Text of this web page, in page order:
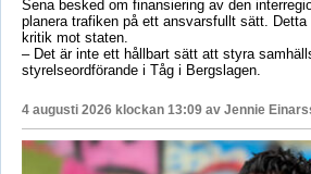
Sena besked om finansiering av den
planera trafiken på ett ansvarsfullt sätt.
kritik mot staten.
– Det är inte ett hållbart sätt att styra
styrelseordförande i Tåg i Bergslagen.
4 augusti 2026 klockan 13:09 av Jennie